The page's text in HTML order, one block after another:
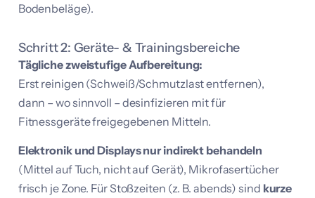
Bodenbeläge).
Schritt 2: Geräte- & Trainingsbereiche
Tägliche zweistufige Aufbereitung:
Erst reinigen (Schweiß/Schmutzlast entfernen),
dann – wo sinnvoll – desinfizieren mit für
Fitnessgeräte freigegebenen Mitteln.
Elektronik und Displays nur indirekt behandeln
(Mittel auf Tuch, nicht auf Gerät), Mikrofasertücher
frisch je Zone. Für Stoßzeiten (z. B. abends) sind kurze